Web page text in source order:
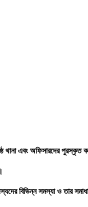
থানা এবং অফিসারদের পুরস্কৃত
বিভিন্ন সমস্যা ও তার